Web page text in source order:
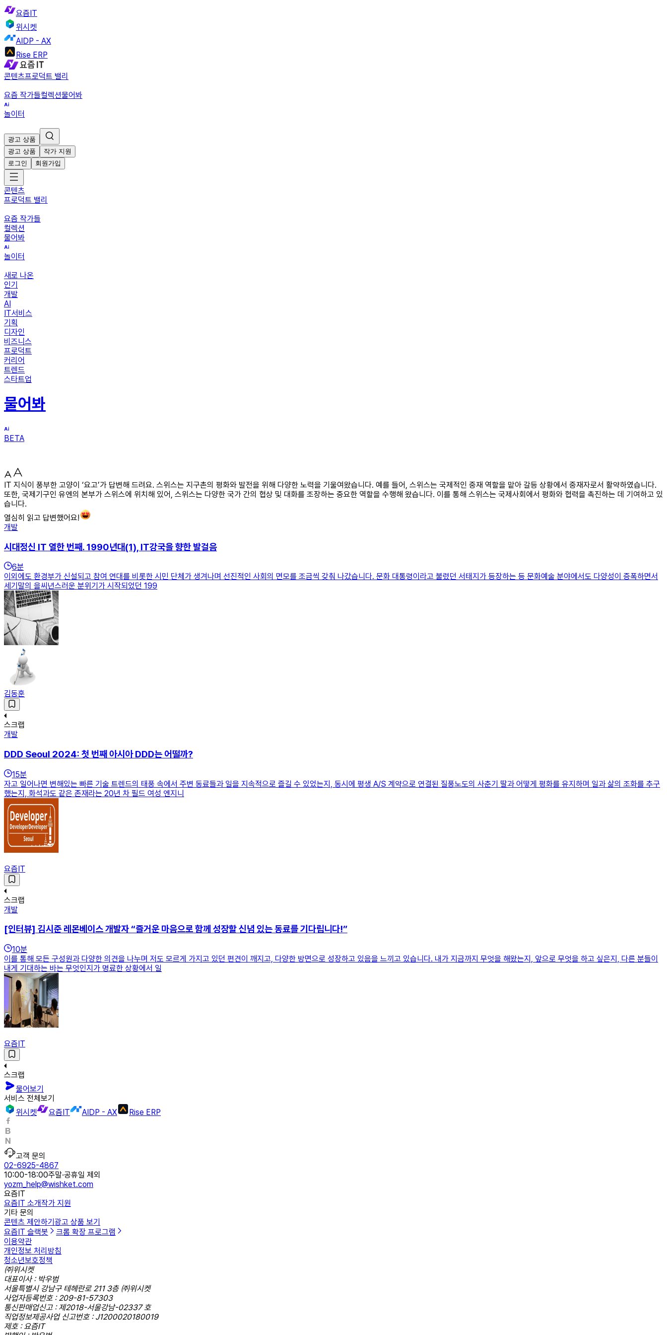
요즘IT
위시켓
AIDP - AX
Rise ERP
콘텐츠프로덕트 밸리
요즘 작가들컬렉션물어봐
놀이터
광고 상품
광고 상품
작가 지원
로그인
회원가입
콘텐츠
프로덕트 밸리
요즘 작가들
컬렉션
물어봐
놀이터
새로 나온
인기
개발
AI
IT서비스
기획
디자인
비즈니스
프로덕트
커리어
트렌드
스타트업
물어봐
BETA
IT 지식이 풍부한 고양이 ‘요고’가 답변해 드려요. 스위스는 지구촌의 평화와 발전을 위해 다양한 노력을 기울여왔습니다. 예를 들어, 스위스는 국제적인 중재 역할을 맡아 갈등 상황에서 중재자로서 활약하였습니다.
또한, 국제기구인 유엔의 본부가 스위스에 위치해 있어, 스위스는 다양한 국가 간의 협상 및 대화를 조장하는 중요한 역할을 수행해 왔습니다. 이를 통해 스위스는 국제사회에서 평화와 협력을 촉진하는 데 기여하고 있
습니다.
열심히 읽고 답변했어요!
개발
시대정신 IT 열한 번째. 1990년대(1), IT강국을 향한 발걸음
6분
이외에도 환경부가 신설되고 참여 연대를 비롯한 시민 단체가 생겨나며 선진적인 사회의 면모를 조금씩 갖춰 나갔습니다. 문화 대통령이라고 불렸던 서태지가 등장하는 등 문화예술 분야에서도 다양성이 증폭하면서
세기말의 을씨년스러운 분위기가 시작되었던 199
김동훈
스크랩
개발
DDD Seoul 2024: 첫 번째 아시아 DDD는 어떨까?
15분
자고 일어나면 변해있는 빠른 기술 트렌드의 태풍 속에서 주변 동료들과 일을 지속적으로 즐길 수 있었는지, 동시에 평생 A/S 계약으로 연결된 질풍노도의 사춘기 딸과 어떻게 평화를 유지하며 일과 삶의 조화를 추구
했는지, 화석과도 같은 존재라는 20년 차 필드 여성 엔지니
요즘IT
스크랩
개발
[인터뷰] 김시준 레몬베이스 개발자 “즐거운 마음으로 함께 성장할 신념 있는 동료를 기다립니다!”
10분
이를 통해 모든 구성원과 다양한 의견을 나누며 저도 모르게 가지고 있던 편견이 깨지고, 다양한 방면으로 성장하고 있음을 느끼고 있습니다. 내가 지금까지 무엇을 해왔는지, 앞으로 무엇을 하고 싶은지, 다른 분들이
내게 기대하는 바는 무엇인지가 명료한 상황에서 일
요즘IT
스크랩
물어보기
서비스 전체보기
위시켓
요즘IT AIDP - AX Rise ERP
고객 문의
02-6925-4867
10:00-18:00주말·공휴일 제외
yozm_help@wishket.com
요즘IT
요즘IT 소개작가 지원
기타 문의
콘텐츠 제안하기 광고 상품 보기
요즘IT 슬랙봇
크롬 확장 프로그램
이용약관
개인정보 처리방침
청소년보호정책
㈜위시켓
대표이사 : 박우범
서울특별시 강남구 테헤란로 211 3층 ㈜위시켓
사업자등록번호 : 209-81-57303
통신판매업신고 : 제2018-서울강남-02337 호
직업정보제공사업 신고번호 : J1200020180019
제호 : 요즘IT